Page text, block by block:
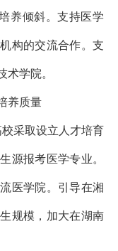
养倾斜。支持医学
构的交流合作。支
术学院。
养质量
采取设立人才培育
源报考医学专业。
医学院。引导在湘
规模，加大在湖南